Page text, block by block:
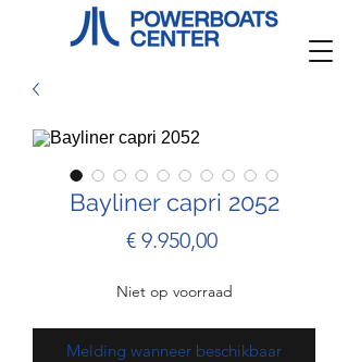
Bayliner capri 2052
€ 9.950,00Prijs
Niet op voorraad
Melding wanneer beschikbaar